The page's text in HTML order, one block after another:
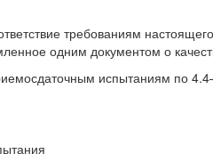
требованиям
одним документом о
испытаниям по